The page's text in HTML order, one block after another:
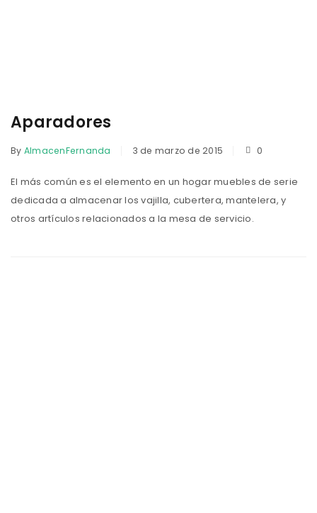
Aparadores
By AlmacenFernanda 3 de marzo de 2015 0
El más común es el elemento en un hogar muebles de serie
dedicada a almacenar los vajilla, cubertera, mantelera, y
otros artículos relacionados a la mesa de servicio.